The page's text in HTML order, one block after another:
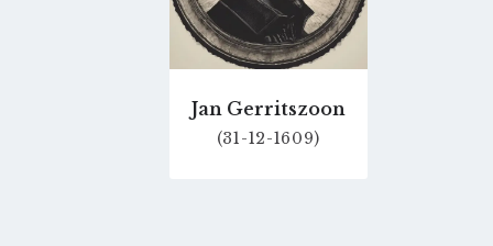
Jan Gerritszoon
(31-12-1609)